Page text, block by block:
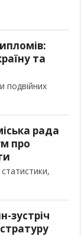
та
подвійних
рада
про
зустріч